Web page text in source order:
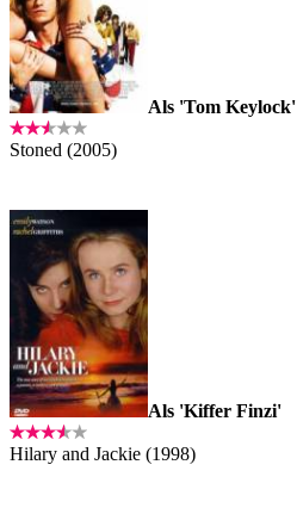
Als 'Tom Keylock'
Stoned (2005)
Als 'Kiffer Finzi'
Hilary and Jackie (1998)